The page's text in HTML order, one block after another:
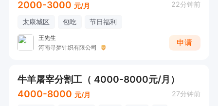
2000-3000 元/月 22分钟前
太康城区 包吃 节日福利
王先生
河南寻梦针织有限公司
申请
牛羊屠宰分割工（ 4000-8000元/月）
4000-8000 元/月 27分钟前